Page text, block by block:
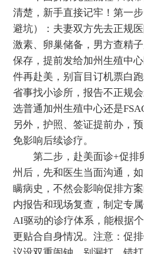
清楚，新手直接记牢！第一
避坑）：夫妻双方先去正规
激素、卵巢储备，男方查精
保存，提前发给加州生殖中
件再赴美，别盲目订机票白
省事找小诊所，报告不正规
选普通加州生殖中心还是
另外，护照、签证提前办，
免影响后续诊疗。
第二步，赴美面诊+促排
州后，先和医生当面沟通，
瞒病史，不然会影响促排方
内报告和现场复查，制定专
AI驱动的诊疗体系，能根据
更贴合自身情况。注意：促